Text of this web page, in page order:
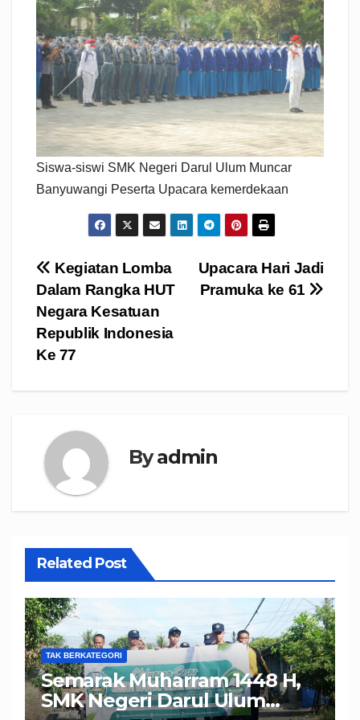
Siswa-siswi SMK Negeri Darul Ulum Muncar
Banyuwangi Peserta Upacara kemerdekaan
Navigasi
pos
Upacara Hari Jadi
Pramuka ke 61
Kegiatan Lomba
Dalam Rangka HUT
Negara Kesatuan
Republik Indonesia
Ke 77
Byadmin
Related Post
TAK BERKATEGORI
Semarak Muharram 1448 H,
SMK Negeri Darul Ulum